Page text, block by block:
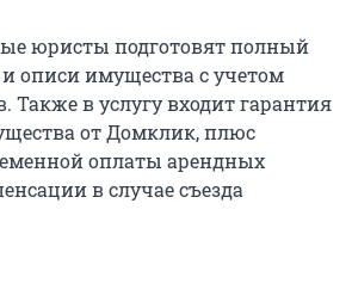
юристы подготовят полный
и описи имущества с учетом
Также в услугу входит гарантия
от Домклик, плюс
оплаты арендных
в случае съезда